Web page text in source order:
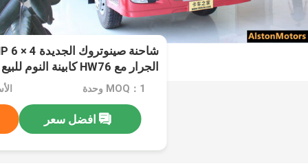
الجرار مع HW76 كابينة النوم للبيع في تنزانيا
MOQ：1 وحدة
افضل سعر